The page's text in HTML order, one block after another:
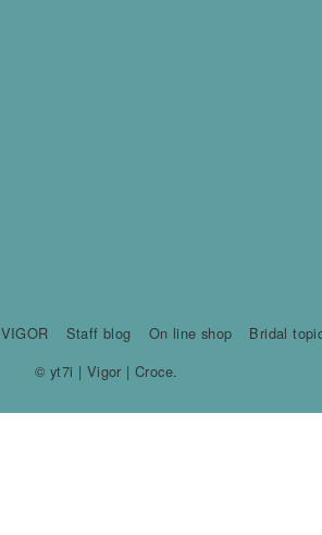
VIGOR Staff blog On line shop
Bridal
© yt7i | Vigor | Croce.